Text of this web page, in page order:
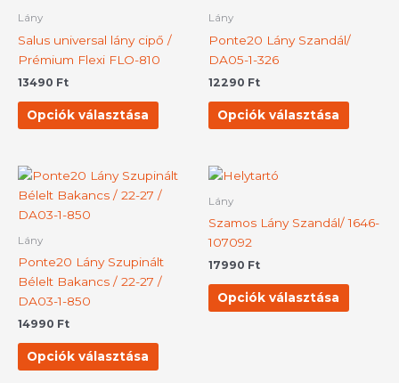
Lány
Salus universal lány cipő /
Prémium Flexi FLO-810
13490 Ft
Opciók választása
terméknek
több
variációja
változatok
a
választhatók
ki
Lány
Ponte20 Lány Szandál/
DA05-1-326
12290 Ft
Opciók választása
több
a
Lány
Ponte20 Lány Szupinált
Bélelt Bakancs / 22-27 /
DA03-1-850
14990 Ft
Opciók választása
Ennek
a
van.
változatok
választhatók
Lány
Szamos Lány Szandál/ 1646-
107092
17990 Ft
Opciók választása